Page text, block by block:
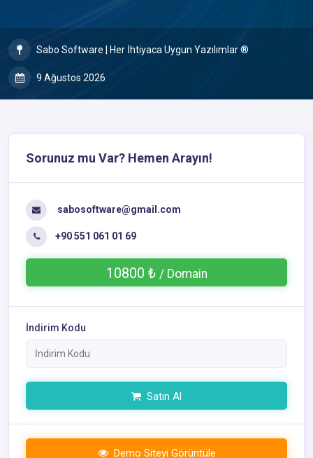
Sabo Software | Her İhtiyaca Uygun Yazılımlar ®
9 Ağustos 2026
Sorunuz mu Var? Hemen Arayın!
sabosoftware@gmail.com
+90 551 061 01 69
10800 ₺ / Domain
İndirim Kodu
Satın Al
Demo Siteyi Görüntüle